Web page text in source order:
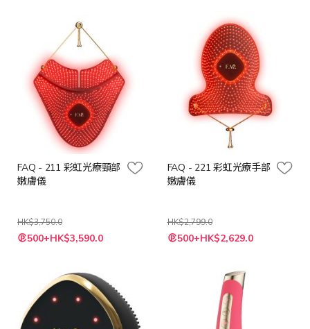
FAQ - 211 彩虹光療頸部
嫩膚儀
HK$3,750.0
特
殊 500+HK$3,590.0
FAQ - 221 彩虹光療手部
嫩膚儀
HK$2,799.0
特
殊 500+HK$2,629.0